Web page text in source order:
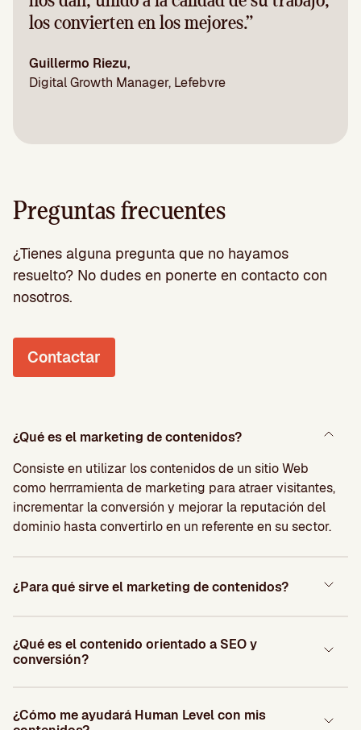
los convierten en los mejores.”
Guillermo Riezu,
Digital Growth Manager, Lefebvre
Preguntas frecuentes
¿Tienes alguna pregunta que no hayamos
resuelto? No dudes en ponerte en contacto con
nosotros.
Contactar
¿Qué es el marketing de contenidos?
Consiste en utilizar los contenidos de un sitio Web
como herrramienta de marketing para atraer visitantes,
incrementar la conversión y mejorar la reputación del
dominio hasta convertirlo en un referente en su sector.
¿Para qué sirve el marketing de contenidos?
¿Qué es el contenido orientado a SEO y
conversión?
¿Cómo me ayudará Human Level con mis